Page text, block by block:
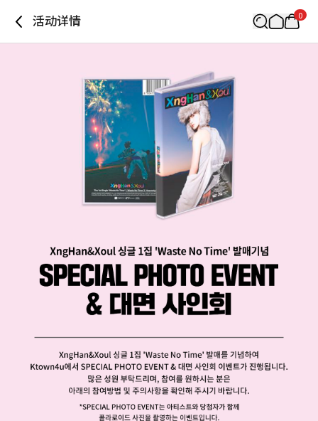
活动详情 0